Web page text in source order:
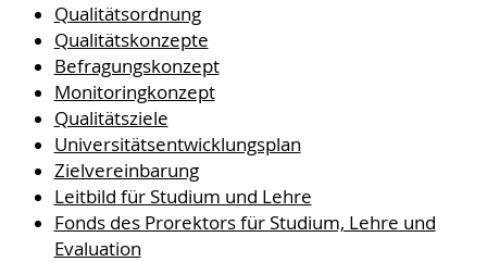
Qualitätsordnung
Qualitätskonzepte
Befragungskonzept
Monitoringkonzept
Qualitätsziele
Universitätsentwicklungsplan
Zielvereinbarung
Leitbild für Studium und Lehre
Fonds des Prorektors für Studium, Lehre und
Evaluation